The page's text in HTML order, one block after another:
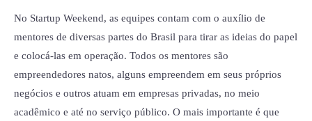
No Startup Weekend, as equipes contam com o auxílio de
mentores de diversas partes do Brasil para tirar as ideias do papel
e colocá-las em operação. Todos os mentores são
empreendedores natos, alguns empreendem em seus próprios
negócios e outros atuam em empresas privadas, no meio
acadêmico e até no serviço público. O mais importante é que